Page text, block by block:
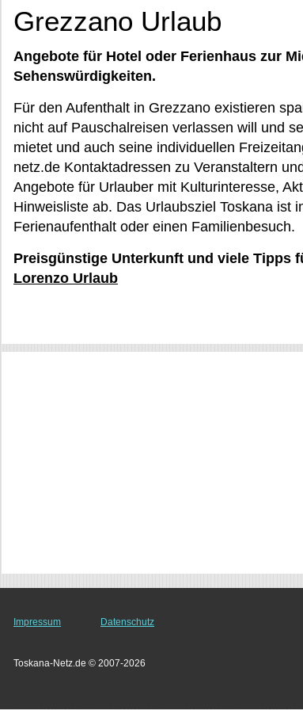
Grezzano Urlaub
Angebote für Hotel oder Ferienhaus zur
Sehenswürdigkeiten.
Für den Aufenthalt in Grezzano existieren
nicht auf Pauschalreisen verlassen will und
mietet und auch seine individuellen
netz.de Kontaktadressen zu Veranstaltern
Angebote für Urlauber mit Kulturinteresse,
Hinweisliste ab. Das Urlaubsziel Toskana ist
Ferienaufenthalt oder einen Familienbesuch.
Preisgünstige Unterkunft und viele Tipps
Lorenzo Urlaub
Impressum Datenschutz
Toskana-Netz.de © 2007-2026